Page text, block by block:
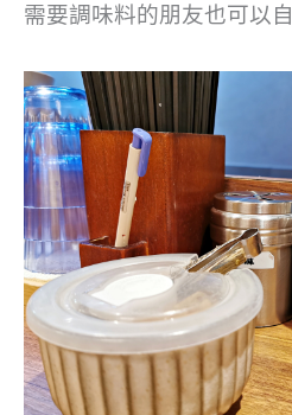
需要調味料的朋友也可以